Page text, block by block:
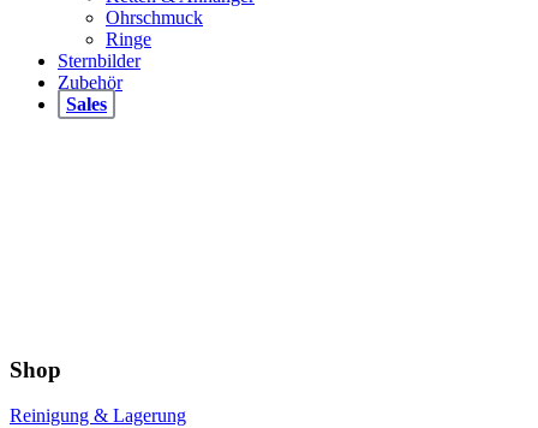
Ohrschmuck
Ringe
Sternbilder
Zubehör
Sales
Shop
Reinigung & Lagerung